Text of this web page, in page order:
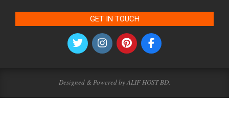
GET IN TOUCH
Designed & Powered by ALIF HOST BD.